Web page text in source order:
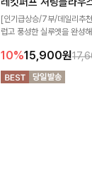
[인기급상승/7부/데일리추
럽고 풍성한 실루엣을 완성
기 좋아요 ✨
10%15,900원